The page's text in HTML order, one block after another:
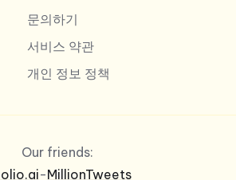
문의하기
서비스 약관
개인 정보 정책
Our friends:
-MillionTweets